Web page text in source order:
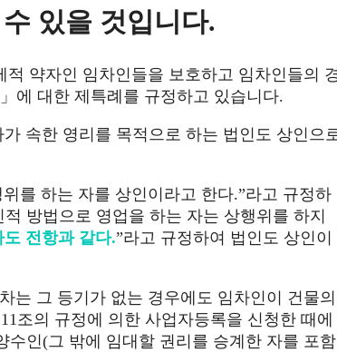
있을 것입니다.
적 약자인 임차인들을 보호하고 임차인들의
에 대한 제특례를 규정하고 있습니다.
속한 영리를 목적으로 하는 법인도 상인으
를 하는 자를 상인이라고 한다.”라고 규정하
방법으로 영업을 하는 자는 상행위를 하지
전항과 같다.”라고 규정하여 법인도 상인이
는 그 등기가 없는 경우에도 임차인이 건물의
조의 규정에 의한 사업자등록을 신청한 때에
인(그 밖에 임대할 권리를 승계한 자를 포함